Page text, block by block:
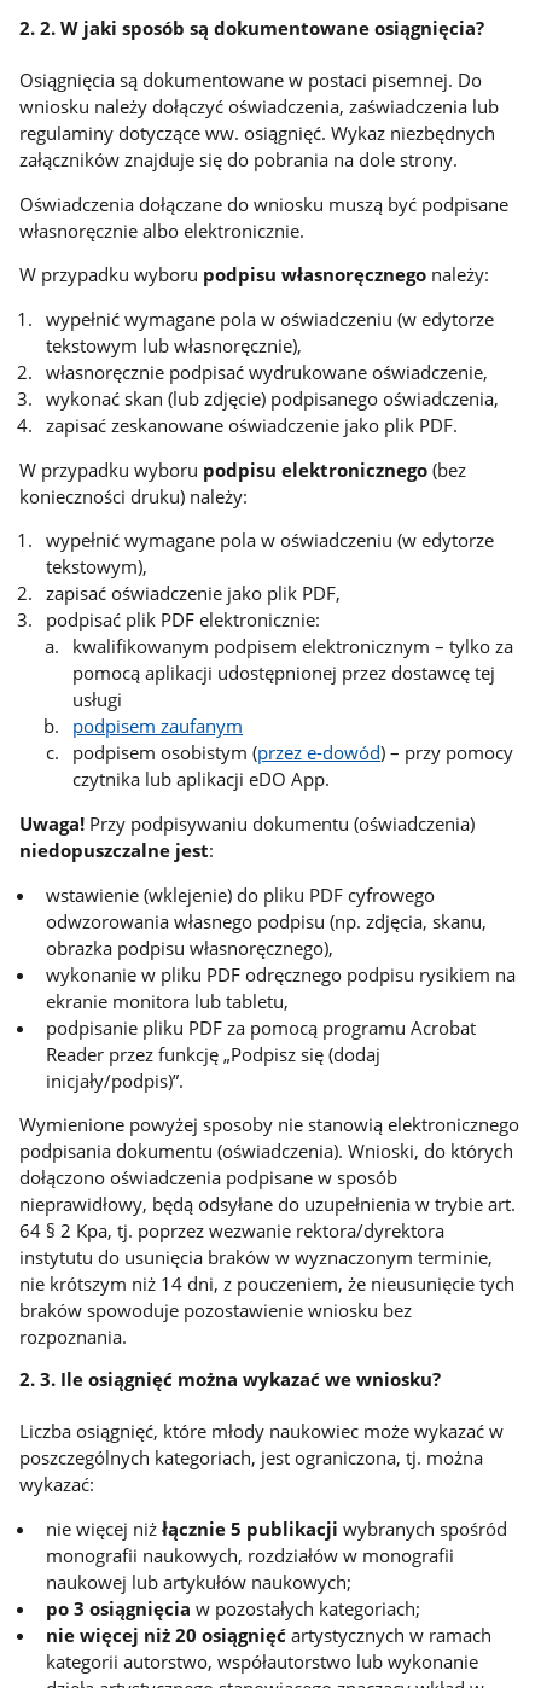
2. 2. W jaki sposób są dokumentowane osiągnięcia?
Osiągnięcia są dokumentowane w postaci pisemnej. Do
wniosku należy dołączyć oświadczenia, zaświadczenia lub
regulaminy dotyczące ww. osiągnięć. Wykaz niezbędnych
załączników znajduje się do pobrania na dole strony.
Oświadczenia dołączane do wniosku muszą być podpisane
własnoręcznie albo elektronicznie.
W przypadku wyboru podpisu własnoręcznego należy:
wypełnić wymagane pola w oświadczeniu (w edytorze
tekstowym lub własnoręcznie),
własnoręcznie podpisać wydrukowane oświadczenie,
wykonać skan (lub zdjęcie) podpisanego oświadczenia,
zapisać zeskanowane oświadczenie jako plik PDF.
W przypadku wyboru podpisu elektronicznego (bez
konieczności druku) należy:
wypełnić wymagane pola w oświadczeniu (w edytorze
tekstowym),
zapisać oświadczenie jako plik PDF,
podpisać plik PDF elektronicznie:
kwalifikowanym podpisem elektronicznym – tylko za
pomocą aplikacji udostępnionej przez dostawcę tej
usługi
podpisem zaufanym
podpisem osobistym (przez e-dowód) – przy pomocy
czytnika lub aplikacji eDO App.
Uwaga! Przy podpisywaniu dokumentu (oświadczenia)
niedopuszczalne jest:
wstawienie (wklejenie) do pliku PDF cyfrowego
odwzorowania własnego podpisu (np. zdjęcia, skanu,
obrazka podpisu własnoręcznego),
wykonanie w pliku PDF odręcznego podpisu rysikiem na
ekranie monitora lub tabletu,
podpisanie pliku PDF za pomocą programu Acrobat
Reader przez funkcję „Podpisz się (dodaj
inicjały/podpis)”.
Wymienione powyżej sposoby nie stanowią elektronicznego
podpisania dokumentu (oświadczenia). Wnioski, do których
dołączono oświadczenia podpisane w sposób
nieprawidłowy, będą odsyłane do uzupełnienia w trybie art.
64 § 2 Kpa, tj. poprzez wezwanie rektora/dyrektora
instytutu do usunięcia braków w wyznaczonym terminie,
nie krótszym niż 14 dni, z pouczeniem, że nieusunięcie tych
braków spowoduje pozostawienie wniosku bez
rozpoznania.
2. 3. Ile osiągnięć można wykazać we wniosku?
Liczba osiągnięć, które młody naukowiec może wykazać w
poszczególnych kategoriach, jest ograniczona, tj. można
wykazać:
nie więcej niżłącznie 5 publikacji wybranych spośród
monografii naukowych, rozdziałów w monografii
naukowej lub artykułów naukowych;
po 3 osiągnięcia w pozostałych kategoriach;
nie więcej niż 20 osiągnięć artystycznych w ramach
kategorii autorstwo, współautorstwo lub wykonanie